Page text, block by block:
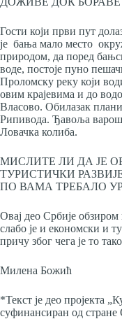
Гости који први пут
је бања мало место
природом, да поред
воде, постоје пуно
Проломску реку који
овим крајевима и до
Власово. Обилазак
Рипивода. Ђавоља
Ловачка колиба.
МИСЛИТЕ ЛИ ДА ЈЕ
ТУРИСТИЧКИ
ПО ВАМА ТРЕБАЛО
Овај део Србије
слабо је и економски и
причу због чега је то
Милена Божић
*Текст је део пројекта
суфинансиран од